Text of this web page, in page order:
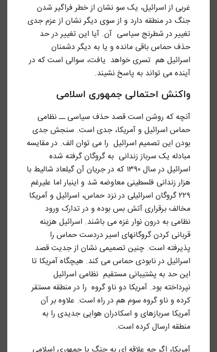
غربی از اسرائیل، یک سو نشان از خطر فراگیر شدن
جنگ در منطقه دارد و از سوی دیگر نشان از عزم جدی
تغییر در شطرنج سیاسی آن. آیا این تغییر در حد
حذف حماس باقی مانده و یا به دیگر دشمنان
اسرائیل هم تسری خواهد یافت، سوالی است که در
آینده می تواند به پاسخ نشیند.
واکنش احتمالی جمهوری اسلامی
آنچه که روشن است قصد حذف سیاسی ــ نظامی
حماس اسرائیل و آمریکا، جدی است. سنجش جدی
بودن این تصمیم اسرائیل را می توان الف. در مقایسه
مبادله یک سرباز زندانی به گروگان گرفته شده
اسرائیل در سال ۱۳۹۰ که در جریان آن گیلعاد شالیط با
هزار زندانی فلسطینی معاوضه شد و اینبار اما علیرغم
۲۲۹ گروگان اسرائیلی در نزد حماس، اسرائیل و آمریکا
مخالف برقراری آتش بس بوده و در تدارک ورود
نظامی به درون نوار غزه می باشند. اسرائیل هزینه
قربانی کردن گروگانهای اسیر دردست حماس را
پذیرفته است. چنین تصمیمی نشان از جدیت قصد
اسرائیل در نابودی حماس می کند. هیچگاه آمریکا تا
این حد به پشتیبانی مستقیم نظامی اسرائیل
نپرداخته بود. آمریکا دو ناو گروه را در منطقه مستقر
کرده و ناو گروه سوم هم در راه است. علاوه بر آن
آمریکا سربازهای و اسکادران هوایی جدیدی را به
منطقه ارسال کرده است.